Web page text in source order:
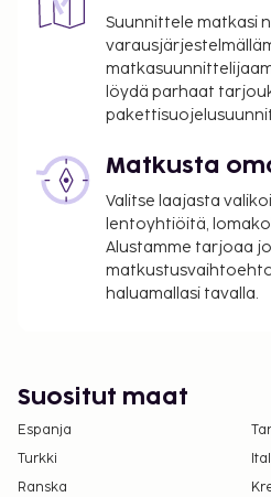
Suunnittele matkasi
löydä parhaat
Matkusta
Valitse laajasta
lentoyhtiöitä,
Alustamme tarjoaa
haluamallasi tavalla.
Suositut maat
Espanja
Turkki
Ranska